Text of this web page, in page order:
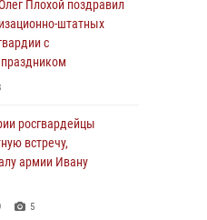
Плохой поздравил
штатных
с
росгвардейцы
встречу,
армии Ивану
5